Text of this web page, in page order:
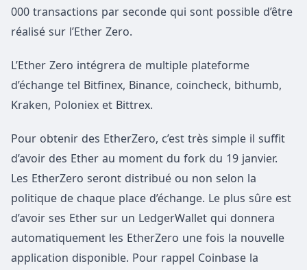
000 transactions par seconde qui sont possible d’être
réalisé sur l’Ether Zero.
L’Ether Zero intégrera de multiple plateforme
d’échange tel Bitfinex, Binance, coincheck, bithumb,
Kraken, Poloniex et Bittrex.
Pour obtenir des EtherZero, c’est très simple il suffit
d’avoir des Ether au moment du fork du 19 janvier.
Les EtherZero seront distribué ou non selon la
politique de chaque place d’échange. Le plus sûre est
d’avoir ses Ether sur un LedgerWallet qui donnera
automatiquement les EtherZero une fois la nouvelle
application disponible. Pour rappel Coinbase la